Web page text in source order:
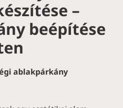
–
beépítése
ablakpárkány